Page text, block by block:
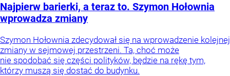
Najpierw barierki, a teraz to. Szymon Hołownia
wprowadza zmiany
Szymon Hołownia zdecydował się na wprowadzenie kolejnej
zmiany w sejmowej przestrzeni. Ta, choć może
nie spodobać się części polityków, będzie na rękę tym,
którzy muszą się dostać do budynku.